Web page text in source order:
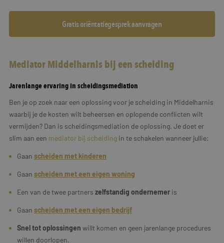
Gratis oriëntatiegesprek aanvragen
Mediator Middelharnis bij een scheiding
Jarenlange ervaring in scheidingsmediation
Ben je op zoek naar een oplossing voor je scheiding in Middelharnis
waarbij je de kosten wilt beheersen en oplopende conflicten wilt
vermijden? Dan is scheidingsmediation de oplossing. Je doet er
slim aan een mediator bij scheiding in te schakelen wanneer jullie:
Gaan scheiden met kinderen
Gaan scheiden met een eigen woning
Een van de twee partners zelfstandig ondernemer is
Gaan scheiden met een eigen bedrijf
Snel tot oplossingen willt komen en geen jarenlange procedures
willen doorlopen.